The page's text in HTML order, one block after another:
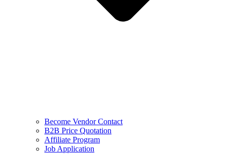
Become Vendor Contact
B2B Price Quotation
Affiliate Program
Job Application